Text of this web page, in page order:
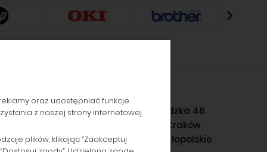
Gromadzka 46
30-719 Kraków
woj. małopolskie
oraz udostępniać funkcje
z naszej strony internetowej.
plików, klikając “Zaakceptuj